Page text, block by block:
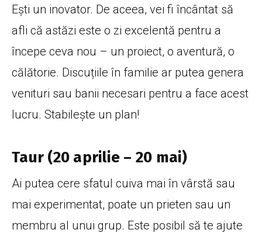
Ești un inovator. De aceea, vei fi încântat să
afli că astăzi este o zi excelentă pentru a
începe ceva nou – un proiect, o aventură, o
călătorie. Discuțiile în familie ar putea genera
venituri sau banii necesari pentru a face acest
lucru. Stabilește un plan!
Taur (20 aprilie – 20 mai)
Ai putea cere sfatul cuiva mai în vârstă sau
mai experimentat, poate un prieten sau un
membru al unui grup. Este posibil să te ajute